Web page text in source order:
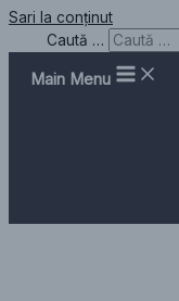
Sari la conținut
Caută …
Main Menu